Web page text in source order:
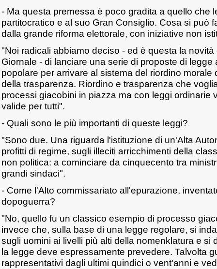
- Ma questa premessa è poco gradita a quello che
partitocratico e al suo Gran Consiglio. Cosa si può
dalla grande riforma elettorale, con iniziative non
"Noi radicali abbiamo deciso - ed è questa la
Giornale - di lanciare una serie di proposte di legge
popolare per arrivare al sistema del riordino morale
della trasparenza. Riordino e trasparenza che
processi giacobini in piazza ma con leggi ordinarie
valide per tutti".
- Quali sono le più importanti di queste leggi?
"Sono due. Una riguarda l'istituzione di un'Alta
profitti di regime, sugli illeciti arricchimenti della
non politica: a cominciare da cinquecento tra
grandi sindaci".
- Come l'Alto commissariato all'epurazione,
dopoguerra?
"No, quello fu un classico esempio di processo
invece che, sulla base di una legge regolare, si
sugli uomini ai livelli più alti della nomenklatura e si
la legge deve espressamente prevedere. Talvolta
rappresentativi dagli ultimi quindici o vent'anni e